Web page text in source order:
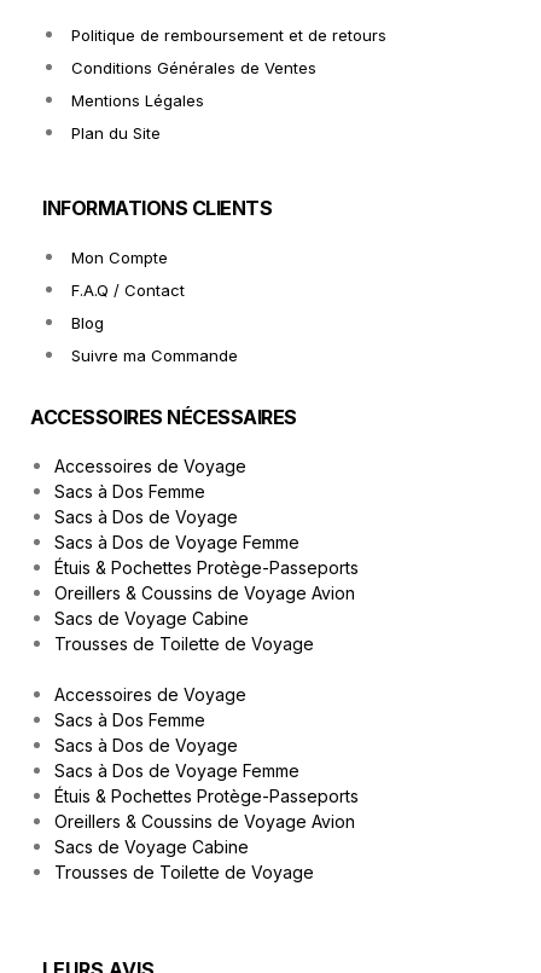
Politique de remboursement et de retours
Conditions Générales de Ventes
Mentions Légales
Plan du Site
INFORMATIONS CLIENTS
Mon Compte
F.A.Q / Contact
Blog
Suivre ma Commande
ACCESSOIRES NÉCESSAIRES
Accessoires de Voyage
Sacs à Dos Femme
Sacs à Dos de Voyage
Sacs à Dos de Voyage Femme
Étuis & Pochettes Protège-Passeports
Oreillers & Coussins de Voyage Avion
Sacs de Voyage Cabine
Trousses de Toilette de Voyage
Accessoires de Voyage
Sacs à Dos Femme
Sacs à Dos de Voyage
Sacs à Dos de Voyage Femme
Étuis & Pochettes Protège-Passeports
Oreillers & Coussins de Voyage Avion
Sacs de Voyage Cabine
Trousses de Toilette de Voyage